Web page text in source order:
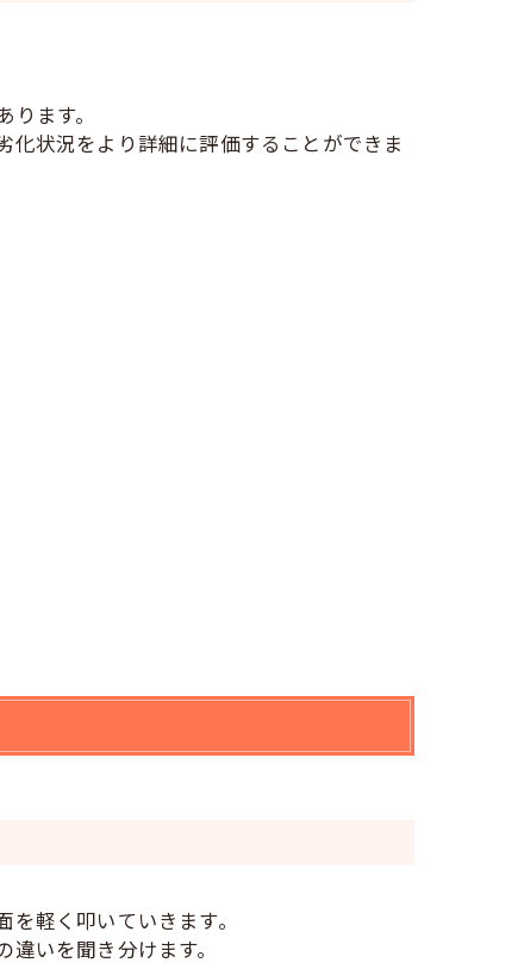
ます。
状況をより詳細に評価することができま
軽く叩いていきます。
いを聞き分けます。